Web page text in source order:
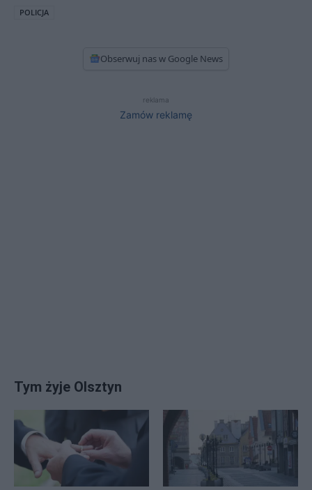
POLICJA
Obserwuj nas w Google News
reklama
Zamów reklamę
Tym żyje Olsztyn